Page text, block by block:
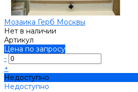
Мозаика Герб Москвы
Нет в наличии
Артикул
Цена по запросу
-
+
Недоступно
Недоступно